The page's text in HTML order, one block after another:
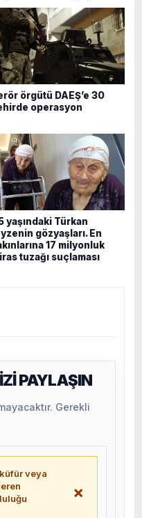
örgütü DAEŞ’e 30
operasyon
yaşındaki Türkan
gözyaşları. En
17 milyonluk
tuzağı suçlaması
PAYLAŞIN
Gerekli
veya
×